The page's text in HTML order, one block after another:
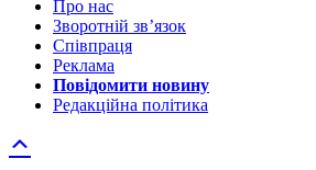
Про нас
Зворотній зв’язок
Співпраця
Реклама
Повідомити новину
Редакційна політика